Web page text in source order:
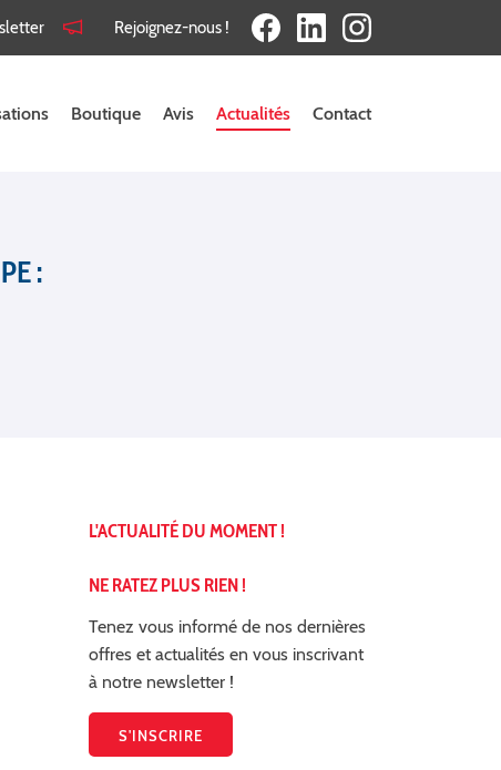
Rejoignez-nous !
Boutique Avis Actualités Contact
:
L'ACTUALITÉ DU MOMENT !
NE RATEZ PLUS RIEN !
Tenez vous informé de nos dernières
offres et actualités en vous inscrivant
à notre newsletter !
S'INSCRIRE